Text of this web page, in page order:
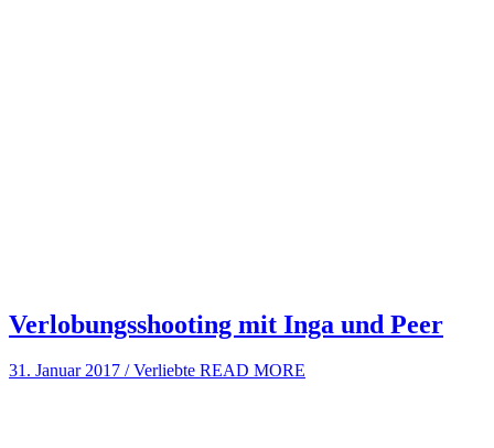
Verlobungsshooting mit Inga und Peer
31. Januar 2017 /Verliebte READ MORE